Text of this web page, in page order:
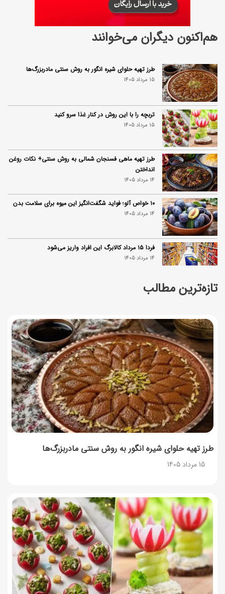
تازه‌ترین مطالب
طرز تهیه حلوای شیره انگور به روش سنتی مادربزرگ‌ها
15 مرداد 1405
هم‌اکنون دیگران می‌خوانند
طرز تهیه حلوای شیره انگور به روش سنتی مادربزرگ‌ها
15 مرداد 1405
تربچه را با این روش در کنار غذا سرو کنید
15 مرداد 1405
طرز تهیه ماهی فسنجان شمالی به روش سنتی+ نکات روغن
انداختن
14 مرداد 1405
۱۰ خواص آلو؛ فواید شگفت‌انگیز این میوه برای سلامت بدن
14 مرداد 1405
فردا ۱۵ مرداد کالابرگ این افراد واریز می‌شود
14 مرداد 1405
زمان شارژ کالابرگ تغییر کرد؛ جزئیات برنامه جدید واریز اعتبار
توصیه‌های مهم برای دفع انواع حشرات در خانه
14 مرداد 1405
طرز تهیه آلبالو شور خانگی؛ خوش‌رنگ و بدون کپک
14 مرداد 1405
طرز تهیه پنکیک با شیره انگور؛ صبحانه‌ای سالم و انرژی‌بخش
14 مرداد 1405
طرز تهیه پش ملبا (پیچ ملبا)؛ دسر کلاسیک هلو و بستنی
13 مرداد 1405
طرز تهیه حلوای بحرینی؛ دسر سنتی خاورمیانه‌ای
13 مرداد 1405